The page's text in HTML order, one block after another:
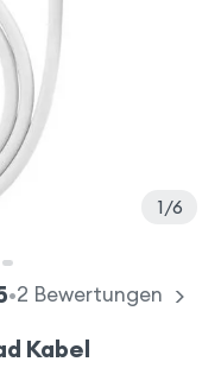
1 6
•2 Bewertungen
Kabel